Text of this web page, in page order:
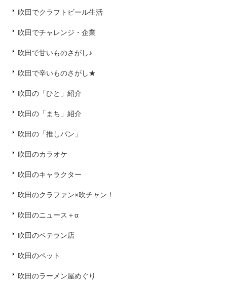
吹田でクラフトビール生活
吹田でチャレンジ・企業
吹田で甘いものさがし♪
吹田で辛いものさがし★
吹田の「ひと」紹介
吹田の「まち」紹介
吹田の「推しパン」
吹田のカラオケ
吹田のキャラクター
吹田のクラファン×吹チャン！
吹田のニュース＋α
吹田のベテラン店
吹田のペット
吹田のラーメン屋めぐり